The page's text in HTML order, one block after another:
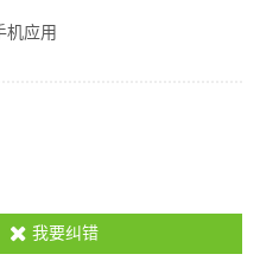
机应用
我要纠错